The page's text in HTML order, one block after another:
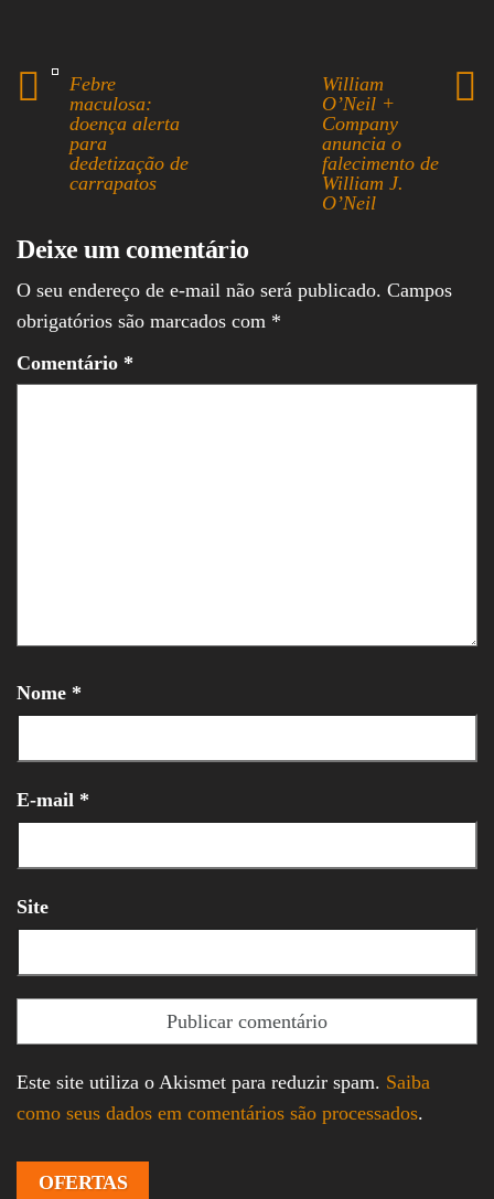
ok ds
Febre
maculosa:
doença alerta
para
dedetização de
carrapatos
William
O’Neil +
Company
anuncia o
falecimento de
William J.
O’Neil
Deixe um comentário
O seu endereço de e-mail não será publicado. Campos
obrigatórios são marcados com *
Comentário *
Nome *
E-mail *
Site
Este site utiliza o Akismet para reduzir spam. Saiba
como seus dados em comentários são processados.
OFERTAS